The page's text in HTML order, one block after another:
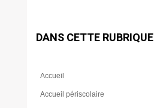
DANS CETTE RUBRIQUE
Accueil
Accueil périscolaire